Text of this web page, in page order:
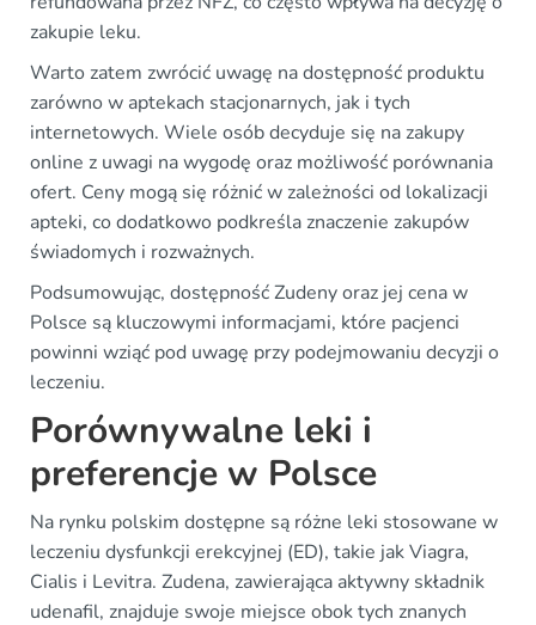
zakupie leku.
Warto zatem zwrócić uwagę na dostępność produktu
zarówno w aptekach stacjonarnych, jak i tych
internetowych. Wiele osób decyduje się na zakupy
online z uwagi na wygodę oraz możliwość porównania
ofert. Ceny mogą się różnić w zależności od lokalizacji
apteki, co dodatkowo podkreśla znaczenie zakupów
świadomych i rozważnych.
Podsumowując, dostępność Zudeny oraz jej cena w
Polsce są kluczowymi informacjami, które pacjenci
powinni wziąć pod uwagę przy podejmowaniu decyzji o
leczeniu.
Porównywalne leki i
preferencje w Polsce
Na rynku polskim dostępne są różne leki stosowane w
leczeniu dysfunkcji erekcyjnej (ED), takie jak Viagra,
Cialis i Levitra. Zudena, zawierająca aktywny składnik
udenafil, znajduje swoje miejsce obok tych znanych